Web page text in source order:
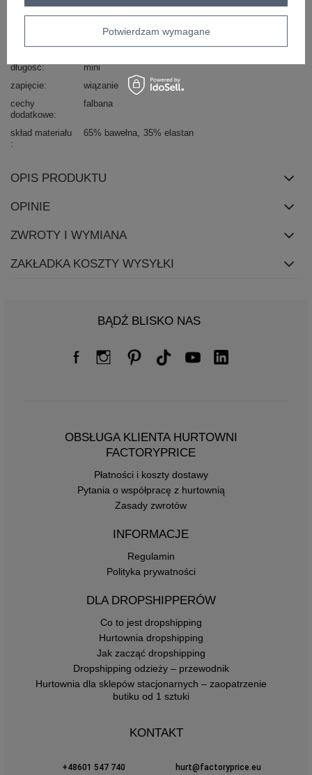
wzór
dominujący
gładki
dominujący
bawełna
długość
mini
zapięcie
wiązanie
cechy
dodatkowe
falbana
skład materiału 65% bawełna 35% elastan
OPIS PRODUKTU
OPINIE
ZWROTY I WYMIANA
ZAKŁADKA KOSZTY WYSYŁKI
BĄDŹ BLISKO NAS
OBSŁUGA KLIENTA HURTOWNI
FACTORYPRICE
Płatności i koszty dostawy
Pytania o współpracę z hurtownią
Zasady zwrotów
INFORMACJE
Regulamin
Polityka prywatności
DLA DROPSHIPPERÓW
Co to jest dropshipping
Hurtownia dropshipping
Jak zacząć dropshipping
Dropshipping odzieży – przewodnik
Hurtownia dla sklepów stacjonarnych – zaopatrzenie
butiku od 1 sztuki
KONTAKT
+48601 547 740 hurt@factoryprice.eu
Potwierdzam wymagane